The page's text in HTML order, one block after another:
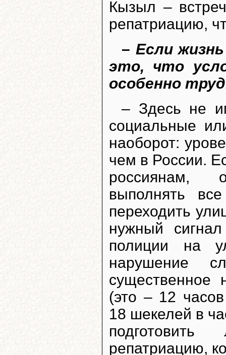
Кызыл –
репатриацию,
– Если
это, что
особенно
– Здесь не
социальные
наоборот:
чем в России.
россиянам,
выполнять
переходить
нужный
полиции на
нарушение
(это – 12
18 шекелей в
репатриацию,